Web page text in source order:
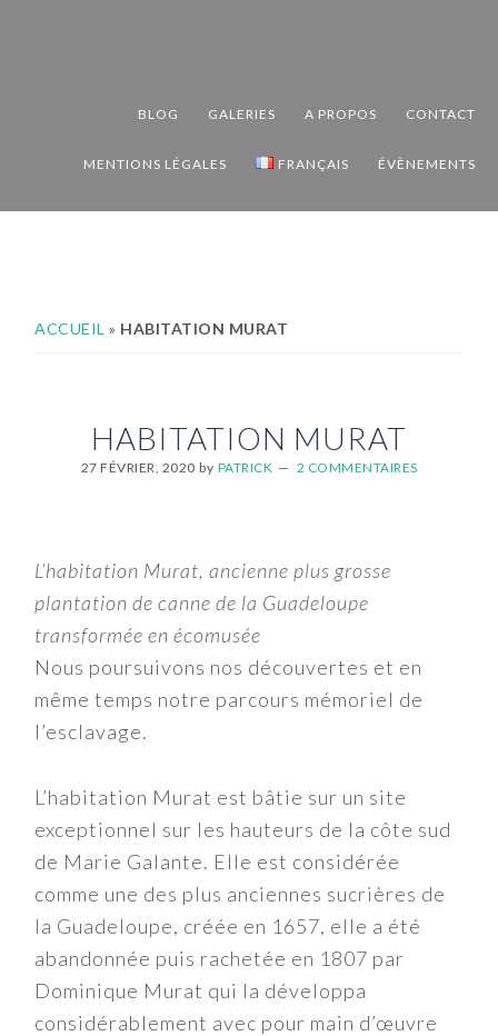
BLOG GALERIES A PROPOS CONTACT
MENTIONS LÉGALES FRANÇAIS ÉVÈNEMENTS
ACCUEIL » HABITATION MURAT
HABITATION MURAT
27 FÉVRIER, 2020 by PATRICK 2 COMMENTAIRES
L’habitation Murat, ancienne plus grosse
plantation de canne de la Guadeloupe
transformée en écomusée
Nous poursuivons nos découvertes et en
même temps notre parcours mémoriel de
l’esclavage.
L’habitation Murat est bâtie sur un site
exceptionnel sur les hauteurs de la côte sud
de Marie Galante. Elle est considérée
comme une des plus anciennes sucrières de
la Guadeloupe, créée en 1657, elle a été
abandonnée puis rachetée en 1807 par
Dominique Murat qui la développa
considérablement avec pour main d’œuvre